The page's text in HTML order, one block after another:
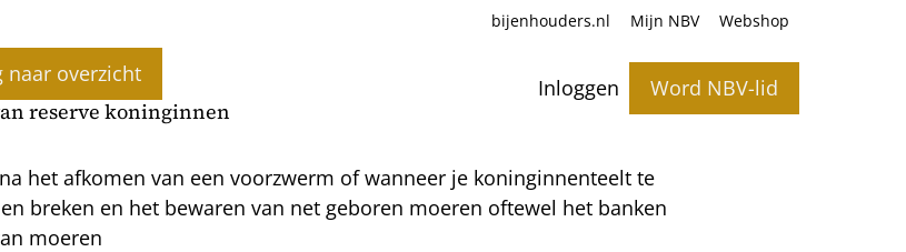
Inloggen Word NBV-lid
bijenhouders.nl Mijn NBV Webshop
naar overzicht
reserve koninginnen
het afkomen van een voorzwerm of wanneer je koninginnenteelt te
breken en het bewaren van net geboren moeren oftewel het banken
moeren